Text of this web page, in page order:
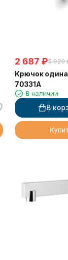
2 687 ₽5 920
Крючок
70331A
В наличии
В